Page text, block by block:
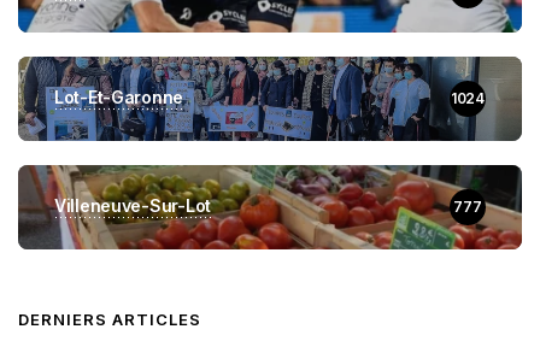
Lot-Et-Garonne 1024
Villeneuve-Sur-Lot 777
DERNIERS ARTICLES